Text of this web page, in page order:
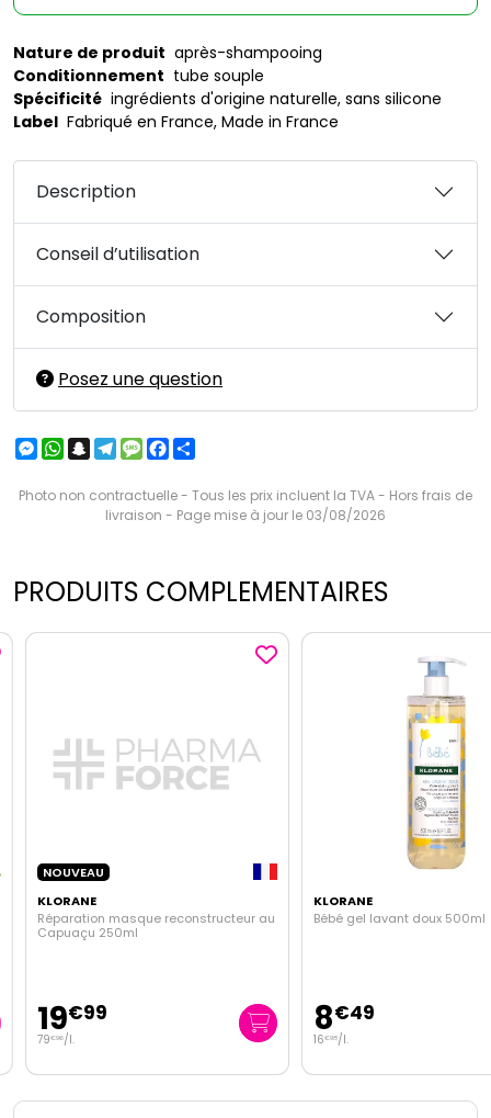
Nature de produit après-shampooing
Conditionnement tube souple
Spécificité ingrédients d'origine naturelle, sans silicone
Label Fabriqué en France, Made in France
Description
Conseil d’utilisation
Composition
Posez une question
Messenger
WhatsApp
Snapchat
Telegram
MessageFacebook
Photo non contractuelle - Tous les prix incluent la TVA - Hors frais de
livraison - Page mise à jour le 03/08/2026
PRODUITS COMPLEMENTAIRES
NOUVEAU
KLORANE
Réparation masque reconstructeur au
Capuaçu 250ml
19€99
79€96/l.
KLORANE
Bébé gel lavant doux 500ml
8€49
16 €98/l.